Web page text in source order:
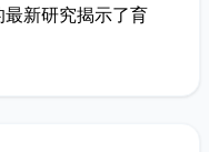
新研究揭示了育